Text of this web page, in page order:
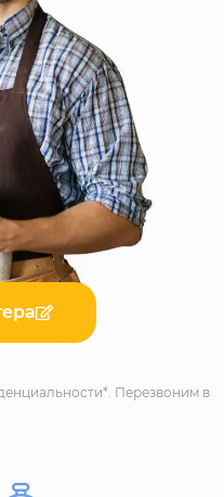
Перезвоним в